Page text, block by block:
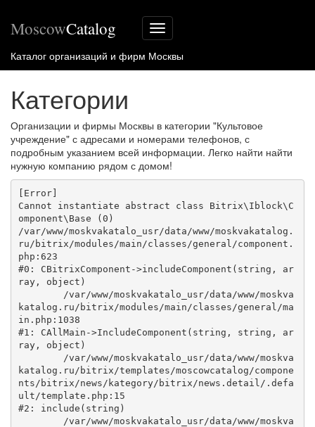
Меню
сайта
MoscowCatalog
Каталог организаций и фирм Москвы
Категории
Организации и фирмы Москвы в категории "Культовое
учреждение" с адресами и номерами телефонов, с
подробным указанием всей информации. Легко найти найти
нужную компанию рядом с домом!
[Error]
Cannot instantiate abstract class Bitrix\Iblock\C
omponent\Base (0)
/var/www/moskvakatalo_usr/data/www/moskvakatalog.
ru/bitrix/modules/main/classes/general/component.
php:623
#0: CBitrixComponent->includeComponent(string, ar
ray, object)
katalog.ru/bitrix/modules/main/classes/general/ma
in.php:1038
#1: CAllMain->IncludeComponent(string, string, ar
ray, object)
katalog.ru/bitrix/templates/moscowcatalog/compone
nts/bitrix/news/kategory/bitrix/news.detail/.defa
ult/template.php:15
#2: include(string)